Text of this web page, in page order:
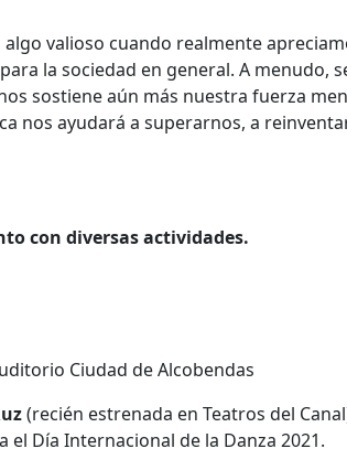
valioso cuando realmente
la sociedad en general. A menudo,
sostiene aún más nuestra fuerza
nos ayudará a superarnos, a
con diversas actividades.
Ciudad de Alcobendas
(recién estrenada en Teatros del
el Día Internacional de la Danza 2021.